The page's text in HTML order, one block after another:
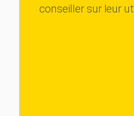
conseiller sur leur